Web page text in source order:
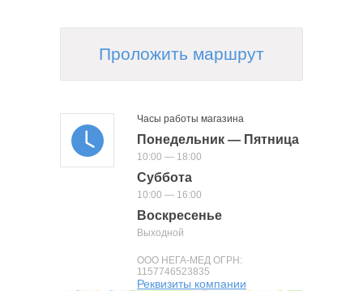
Проложить маршрут
Часы работы магазина
Понедельник — Пятница
10:00 — 18:00
Суббота
10:00 — 16:00
Воскресенье
Выходной
ООО НЕГА-МЕД ОГРН:
1157746523835
Реквизиты компании